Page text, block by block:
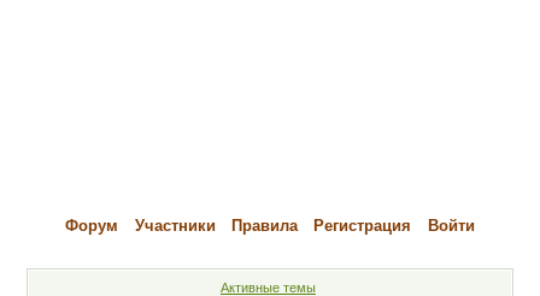
Форум Участники Правила Регистрация Войти
Активные темы